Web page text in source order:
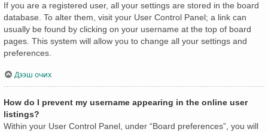
If you are a registered user, all your settings are stored in the board
database. To alter them, visit your User Control Panel; a link can
usually be found by clicking on your username at the top of board
pages. This system will allow you to change all your settings and
preferences.
Дээш очих
How do I prevent my username appearing in the online user
listings?
Within your User Control Panel, under “Board preferences”, you will